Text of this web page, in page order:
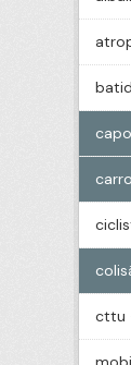
carro
cttu